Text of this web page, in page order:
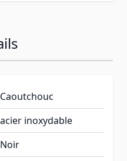
Caoutchouc
acier inoxydable
Noir